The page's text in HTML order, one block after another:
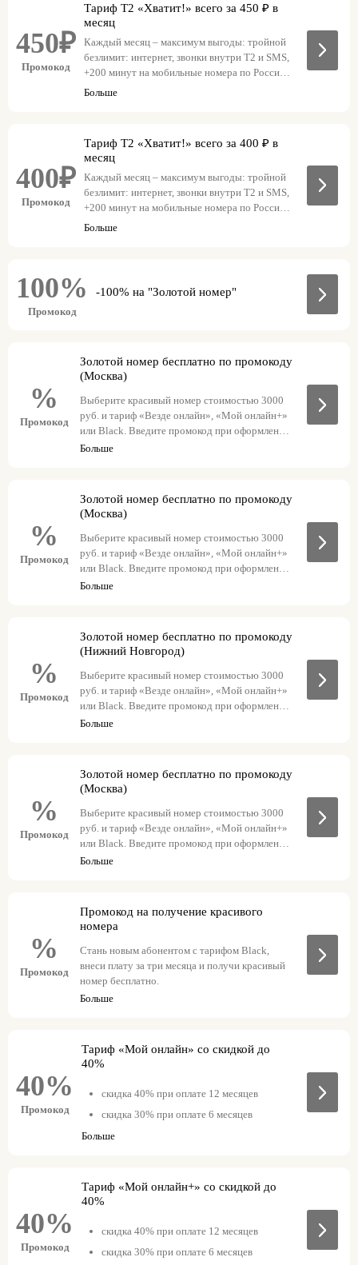
450₽
Промокод
Тариф T2 «Хватит!» всего за 450 ₽ в
месяц
Каждый месяц – максимум выгоды: тройной
безлимит: интернет, звонки внутри T2 и SMS,
+200 минут на мобильные номера по России,
по промокоду – тариф всего за 450 ₽ в месяц.
автоматически. ГЕО: Москва и МО.
Больше
400₽
Промокод
Тариф T2 «Хватит!» всего за 400 ₽ в
месяц
Каждый месяц – максимум выгоды: тройной
безлимит: интернет, звонки внутри T2 и SMS,
+200 минут на мобильные номера по России,
по промокоду – тариф всего за 400 ₽ в месяц.
Больше
100%
Промокод
-100% на "Золотой номер"
%
Промокод
Золотой номер бесплатно по промокоду
(Москва)
Выберите красивый номер стоимостью 3000
руб. и тариф «Везде онлайн», «Мой онлайн+»
или Black. Введите промокод при оформлении
заказа – красивый номер станет бесплатным.
goldmsk с тарифом «Мой онлайн+»
goldmsk3 с тарифом «Везде онлайн»
Больше
%
Промокод
Золотой номер бесплатно по промокоду
(Москва)
Выберите красивый номер стоимостью 3000
руб. и тариф «Везде онлайн», «Мой онлайн+»
или Black. Введите промокод при оформлении
заказа – красивый номер станет бесплатным.
goldmsk с тарифом «Мой онлайн+»
goldmsk3 с тарифом «Везде онлайн»
Больше
%
Промокод
Золотой номер бесплатно по промокоду
(Нижний Новгород)
Выберите красивый номер стоимостью 3000
руб. и тариф «Везде онлайн», «Мой онлайн+»
или Black. Введите промокод при оформлении
заказа – красивый номер станет бесплатным.
goldnnov3 с тарифом «Везде онлайн»
goldnnov1 с тарифом Black
Больше
%
Промокод
Золотой номер бесплатно по промокоду
(Москва)
Выберите красивый номер стоимостью 3000
руб. и тариф «Везде онлайн», «Мой онлайн+»
или Black. Введите промокод при оформлении
заказа – красивый номер станет бесплатным.
goldmsk с тарифом «Мой онлайн+»
goldmsk3 с тарифом «Везде онлайн»
Больше
%
Промокод
Промокод на получение красивого
номера
Стань новым абонентом с тарифом Black,
внеси плату за три месяца и получи красивый
номер бесплатно.
Больше
40%
Промокод
Тариф «Мой онлайн» со скидкой до
40%
скидка 40% при оплате 12 месяцев
скидка 30% при оплате 6 месяцев
скидка 15% при оплате 3 месяцев
Больше
40%
Промокод
Тариф «Мой онлайн+» со скидкой до
40%
скидка 40% при оплате 12 месяцев
скидка 30% при оплате 6 месяцев